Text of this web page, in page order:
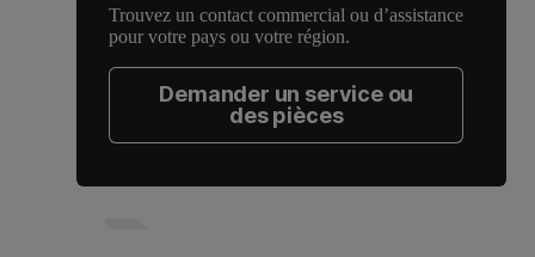
Trouvez un contact commercial ou d’assistance
pour votre pays ou votre région.
Demander un service ou
des pièces